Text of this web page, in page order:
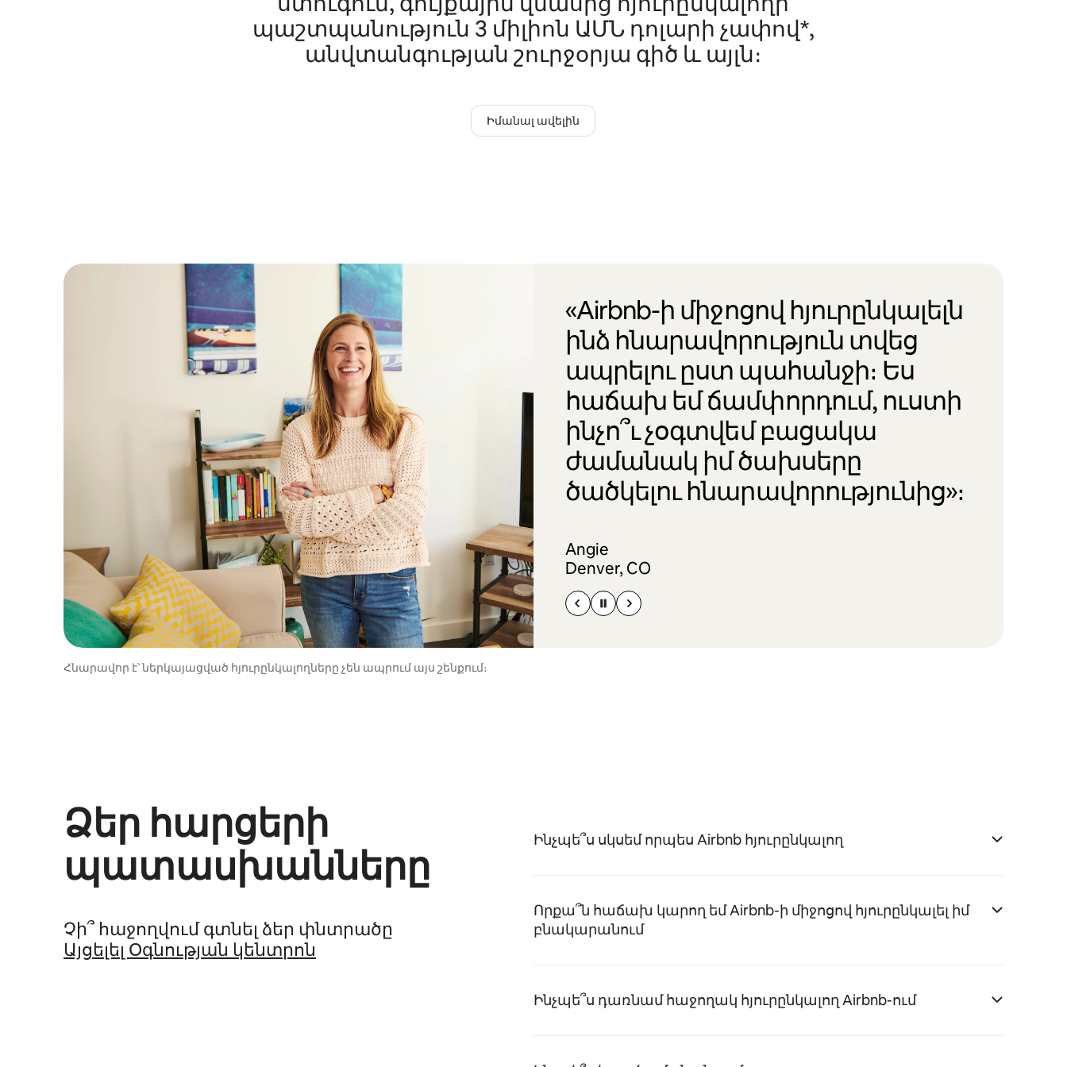
պաշտպանություն 3 միլիոն ԱՄՆ դոլարի չափով*,
անվտանգության շուրջօրյա գիծ և այլն։
Իմանալ ավելին
«Airbnb-ի միջոցով հյուրընկալելն
ինձ հնարավորություն տվեց
ապրելու ըստ պահանջի։ Ես
հաճախ եմ ճամփորդում, ուստի
ինչո՞ւ չօգտվեմ բացակա
ժամանակ իմ ծախսերը
ծածկելու հնարավորությունից»։
Angie
Denver, CO
Հնարավոր է՝ ներկայացված հյուրընկալողները չեն ապրում այս շենքում։
Ձեր հարցերի
պատասխանները
Չի՞ հաջողվում գտնել ձեր փնտրածը
Այցելել Օգնության կենտրոն
Ինչպե՞ս սկսեմ որպես Airbnb հյուրընկալող
Որքա՞ն հաճախ կարող եմ Airbnb-ի միջոցով հյուրընկալել իմ
բնակարանում
Ինչպե՞ս դառնամ հաջողակ հյուրընկալող Airbnb-ում